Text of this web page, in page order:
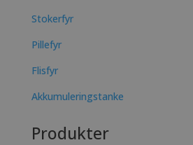
Stokerfyr
Pillefyr
Flisfyr
Akkumuleringstanke
Produkter